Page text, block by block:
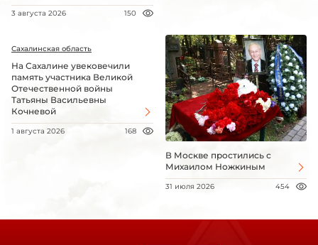
3 августа 2026 150
Сахалинская область
На Сахалине увековечили
память участника Великой
Отечественной войны
Татьяны Васильевны
Кочневой
1 августа 2026 168
В Москве простились с
Михаилом Ножкиным
31 июля 2026 454